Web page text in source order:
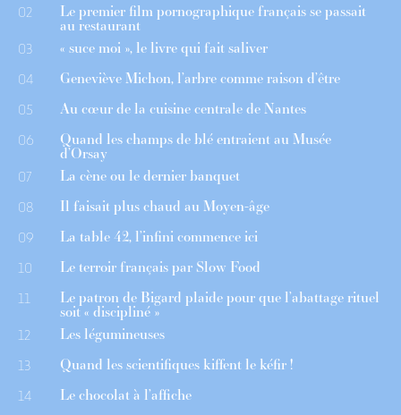
02 Le premier film pornographique français se passait
au restaurant
03 « suce moi », le livre qui fait saliver
04 Geneviève Michon, l’arbre comme raison d’être
05 Au cœur de la cuisine centrale de Nantes
06 Quand les champs de blé entraient au Musée
d’Orsay
07 La cène ou le dernier banquet
08 Il faisait plus chaud au Moyen-âge
09 La table 42, l’infini commence ici
10 Le terroir français par Slow Food
11 Le patron de Bigard plaide pour que l’abattage rituel
soit « discipliné »
12 Les légumineuses
13 Quand les scientifiques kiffent le kéfir !
14 Le chocolat à l’affiche